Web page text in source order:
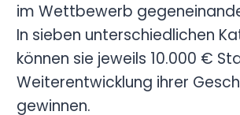
im Wettbewerb
In sieben unterschiedlichen
können sie jeweils 10.000 €
Weiterentwicklung ihrer
gewinnen.